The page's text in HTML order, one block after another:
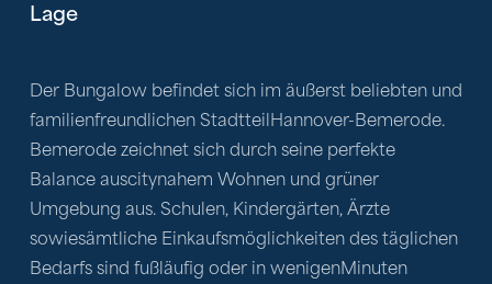
Lage
Der Bungalow befindet sich im äußerst beliebten und
familienfreundlichen StadtteilHannover-Bemerode.
Bemerode zeichnet sich durch seine perfekte
Balance auscitynahem Wohnen und grüner
Umgebung aus. Schulen, Kindergärten, Ärzte
sowiesämtliche Einkaufsmöglichkeiten des täglichen
Bedarfs sind fußläufig oder in wenigenMinuten